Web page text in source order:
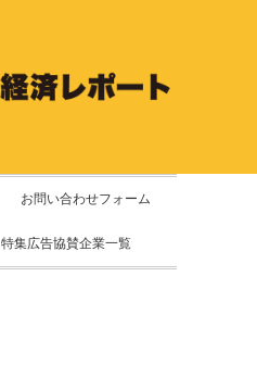
お問い合わせフォーム
特集広告協賛企業一覧